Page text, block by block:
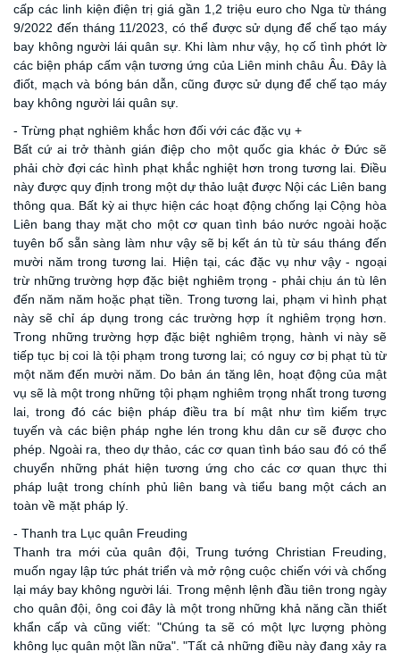
cấp các linh kiện điện trị giá gần 1,2 triệu euro cho Nga từ tháng
9/2022 đến tháng 11/2023, có thể được sử dụng để chế tạo máy
bay không người lái quân sự. Khi làm như vậy, họ cố tình phớt lờ
các biện pháp cấm vận tương ứng của Liên minh châu Âu. Đây là
điốt, mạch và bóng bán dẫn, cũng được sử dụng để chế tạo máy
bay không người lái quân sự.
- Trừng phạt nghiêm khắc hơn đối với các đặc vụ +
Bất cứ ai trở thành gián điệp cho một quốc gia khác ở Đức sẽ
phải chờ đợi các hình phạt khắc nghiệt hơn trong tương lai. Điều
này được quy định trong một dự thảo luật được Nội các Liên bang
thông qua. Bất kỳ ai thực hiện các hoạt động chống lại Cộng hòa
Liên bang thay mặt cho một cơ quan tình báo nước ngoài hoặc
tuyên bố sẵn sàng làm như vậy sẽ bị kết án tù từ sáu tháng đến
mười năm trong tương lai. Hiện tại, các đặc vụ như vậy - ngoại
trừ những trường hợp đặc biệt nghiêm trọng - phải chịu án tù lên
đến năm năm hoặc phạt tiền. Trong tương lai, phạm vi hình phạt
này sẽ chỉ áp dụng trong các trường hợp ít nghiêm trọng hơn.
Trong những trường hợp đặc biệt nghiêm trọng, hành vi này sẽ
tiếp tục bị coi là tội phạm trong tương lai; có nguy cơ bị phạt tù từ
một năm đến mười năm. Do bản án tăng lên, hoạt động của mật
vụ sẽ là một trong những tội phạm nghiêm trọng nhất trong tương
lai, trong đó các biện pháp điều tra bí mật như tìm kiếm trực
tuyến và các biện pháp nghe lén trong khu dân cư sẽ được cho
phép. Ngoài ra, theo dự thảo, các cơ quan tình báo sau đó có thể
chuyển những phát hiện tương ứng cho các cơ quan thực thi
pháp luật trong chính phủ liên bang và tiểu bang một cách an
toàn về mặt pháp lý.
- Thanh tra Lục quân Freuding
Thanh tra mới của quân đội, Trung tướng Christian Freuding,
muốn ngay lập tức phát triển và mở rộng cuộc chiến với và chống
lại máy bay không người lái. Trong mệnh lệnh đầu tiên trong ngày
cho quân đội, ông coi đây là một trong những khả năng cần thiết
khẩn cấp và cũng viết: "Chúng ta sẽ có một lực lượng phòng
không lục quân một lần nữa". "Tất cả những điều này đang xảy ra